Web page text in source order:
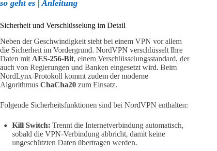
so geht es | Anleitung
Sicherheit und Verschlüsselung im Detail
Neben der Geschwindigkeit steht bei einem VPN vor allem
die Sicherheit im Vordergrund. NordVPN verschlüsselt Ihre
Daten mit AES-256-Bit, einem Verschlüsselungsstandard, der
auch von Regierungen und Banken eingesetzt wird. Beim
NordLynx-Protokoll kommt zudem der moderne
Algorithmus ChaCha20 zum Einsatz.
Folgende Sicherheitsfunktionen sind bei NordVPN enthalten:
Kill Switch: Trennt die Internetverbindung automatisch,
sobald die VPN-Verbindung abbricht, damit keine
ungeschützten Daten übertragen werden.